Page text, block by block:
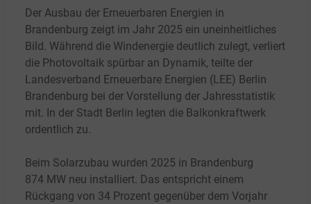
Der Ausbau der Erneuerbaren Energien in
Brandenburg zeigt im Jahr 2025 ein uneinheitliches
Bild. Während die Windenergie deutlich zulegt, verliert
die Photovoltaik spürbar an Dynamik, teilte der
Landesverband Erneuerbare Energien (LEE) Berlin
Brandenburg bei der Vorstellung der Jahresstatistik
mit. In der Stadt Berlin legten die Balkonkraftwerk
ordentlich zu.
Beim Solarzubau wurden 2025 in Brandenburg
874 MW neu installiert. Das entspricht einem
Rückgang von 34 Prozent gegenüber dem Vorjahr